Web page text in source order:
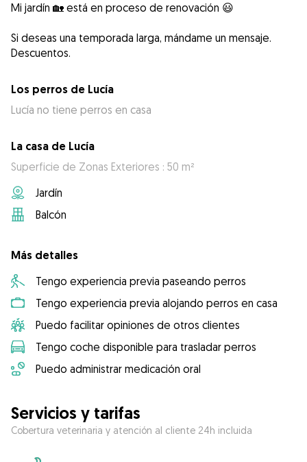
Mi jardín 🏡 está en proceso de renovación 😃
Si deseas una temporada larga, mándame un mensaje.
Descuentos.
Los perros de Lucía
Lucía no tiene perros en casa
La casa de Lucía
Superficie de Zonas Exteriores : 50 m²
Jardín
Balcón
Más detalles
Tengo experiencia previa paseando perros
Tengo experiencia previa alojando perros en casa
Puedo facilitar opiniones de otros clientes
Tengo coche disponible para trasladar perros
Puedo administrar medicación oral
Servicios y tarifas
Cobertura veterinaria y atención al cliente 24h incluida